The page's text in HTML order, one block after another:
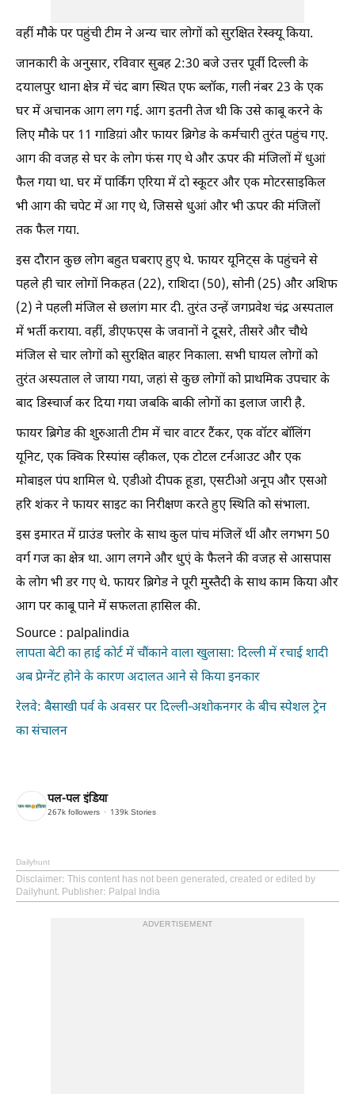
वहीं मौके पर पहुंची टीम ने अन्य चार लोगों को सुरक्षित रेस्क्यू किया.
जानकारी के अनुसार, रविवार सुबह 2:30 बजे उत्तर पूर्वी दिल्ली के
दयालपुर थाना क्षेत्र में चंद बाग स्थित एफ ब्लॉक, गली नंबर 23 के एक
घर में अचानक आग लग गई. आग इतनी तेज थी कि उसे काबू करने के
लिए मौके पर 11 गाडिय़ां और फायर ब्रिगेड के कर्मचारी तुरंत पहुंच गए.
आग की वजह से घर के लोग फंस गए थे और ऊपर की मंजिलों में धुआं
फैल गया था. घर में पार्किंग एरिया में दो स्कूटर और एक मोटरसाइकिल
भी आग की चपेट में आ गए थे, जिससे धुआं और भी ऊपर की मंजिलों
तक फैल गया.
इस दौरान कुछ लोग बहुत घबराए हुए थे. फायर यूनिट्स के पहुंचने से
पहले ही चार लोगों निकहत (22), राशिदा (50), सोनी (25) और अशिफ
(2) ने पहली मंजिल से छलांग मार दी. तुरंत उन्हें जगप्रवेश चंद्र अस्पताल
में भर्ती कराया. वहीं, डीएफएस के जवानों ने दूसरे, तीसरे और चौथे
मंजिल से चार लोगों को सुरक्षित बाहर निकाला. सभी घायल लोगों को
तुरंत अस्पताल ले जाया गया, जहां से कुछ लोगों को प्राथमिक उपचार के
बाद डिस्चार्ज कर दिया गया जबकि बाकी लोगों का इलाज जारी है.
फायर ब्रिगेड की शुरुआती टीम में चार वाटर टैंकर, एक वॉटर बॉलिंग
यूनिट, एक क्विक रिस्पांस व्हीकल, एक टोटल टर्नआउट और एक
मोबाइल पंप शामिल थे. एडीओ दीपक हूडा, एसटीओ अनूप और एसओ
हरि शंकर ने फायर साइट का निरीक्षण करते हुए स्थिति को संभाला.
इस इमारत में ग्राउंड फ्लोर के साथ कुल पांच मंजिलें थीं और लगभग 50
वर्ग गज का क्षेत्र था. आग लगने और धुएं के फैलने की वजह से आसपास
के लोग भी डर गए थे. फायर ब्रिगेड ने पूरी मुस्तैदी के साथ काम किया और
आग पर काबू पाने में सफलता हासिल की.
Source : palpalindia
लापता बेटी का हाई कोर्ट में चौंकाने वाला खुलासा: दिल्ली में रचाई शादी
अब प्रेग्नेंट होने के कारण अदालत आने से किया इनकार
रेलवे: बैसाखी पर्व के अवसर पर दिल्ली-अशोकनगर के बीच स्पेशल ट्रेन
का संचालन
पल-पल इंडिया
267k followers 139k Stories
Dailyhunt
Disclaimer: This content has not been generated, created or edited by
Dailyhunt. Publisher: Palpal India
ADVERTISEMENT